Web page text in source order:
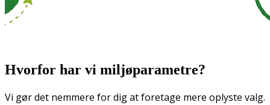
Hvorfor har vi miljøparametre?
Vi gør det nemmere for dig at foretage mere oplyste valg.